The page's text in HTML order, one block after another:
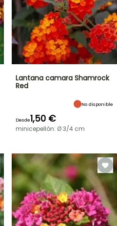
BULBOS
DE
PRIMAVERA
Lantana camara Shamrock
Red
No disponible
Desde1,50 €
minicepellón: Ø 3/4 cm